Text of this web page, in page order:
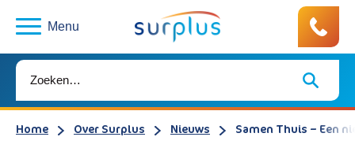
Menu
Home Over Surplus Nieuws Samen Thuis – Een